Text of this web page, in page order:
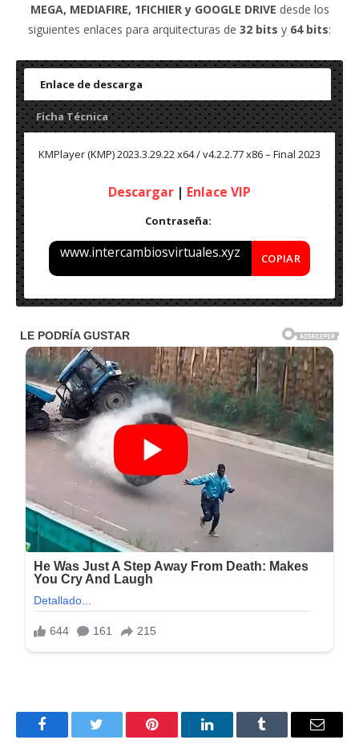
MEGA, MEDIAFIRE, 1FICHIER y GOOGLE DRIVE desde los
siguientes enlaces para arquitecturas de 32 bits y 64 bits:
Enlace de descarga
Ficha Técnica
KMPlayer (KMP)2023.3.29.22 x64 / v4.2.2.77 x86 – Final 2023
Descargar | Enlace VIP
Contraseña:
www.intercambiosvirtuales.xyz COPIAR
Nombre: KMPlayer (KMP)2023.3.29.22 x64 / v4.2.2.77 x86 –
Final 2023
Idioma: Español
Peso: 100 MB
Arquitectura: Windows (x64/x86)
Activador: Pre-activated
FacebookTwitter Pinterest LinkedInTumblr
Correo